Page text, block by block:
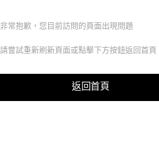
非常抱歉，您目前訪問的頁面出現問題
請嘗試重新刷新頁面或點擊下方按鈕返回首頁
返回首頁